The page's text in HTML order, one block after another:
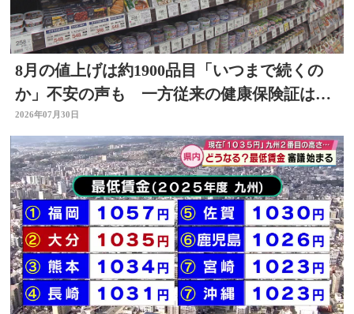
8月の値上げは約1900品目「いつまで続くの
か」不安の声も 一方従来の健康保険証は使
用不可に
2026年07月30日